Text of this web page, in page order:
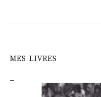
MES LIVRES